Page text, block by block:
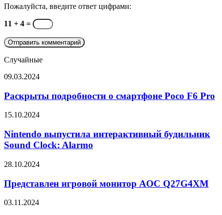
Пожалуйста, введите ответ цифрами:
11 + 4 =
Случайные
Раскрыты
о
смартфоне
Poco
Pro
09.03.2024
Раскрыты подробности о смартфоне Poco F6 Pro
Nintendo
интерактивный
будильник
Sound
Alarmo
15.10.2024
Nintendo выпустила интерактивный будильник
Sound Clock: Alarmo
Представлен
монитор
AOC
Q27G4XM
28.10.2024
Представлен игровой монитор AOC Q27G4XM
Представлена
03.11.2024